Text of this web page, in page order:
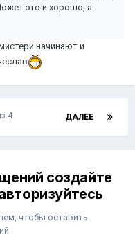
это и хорошо, а
начинают и
ДАЛЕЕ
4
создайте
чтобы оставить